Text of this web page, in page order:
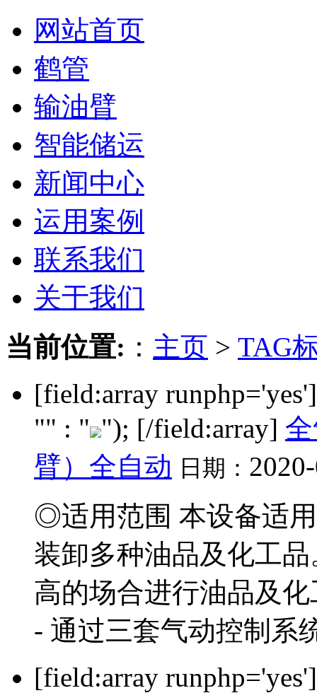
网站首页
鹤管
输油臂
智能储运
新闻中心
运用案例
联系我们
关于我们
当前位置: ： 主页 > TAG
[field:array
"" : " "); [/field:array]
臂）全自动 日期：
◎适用范围 本设备适
装卸多种油品及化工
高的场合进行油品及
- 通过三套气动控制系
[field:array